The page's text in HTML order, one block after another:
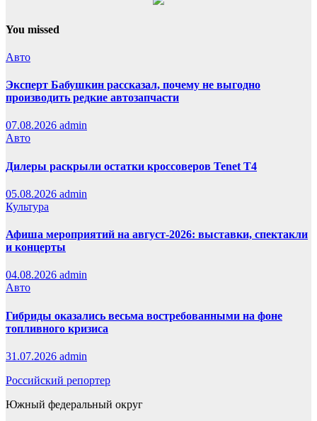
You missed
Авто
Эксперт Бабушкин рассказал, почему не выгодно
производить редкие автозапчасти
07.08.2026 admin
Авто
Дилеры раскрыли остатки кроссоверов Tenet T4
05.08.2026 admin
Культура
Афиша мероприятий на август-2026: выставки, спектакли
и концерты
04.08.2026 admin
Авто
Гибриды оказались весьма востребованными на фоне
топливного кризиса
31.07.2026 admin
Российский репортер
Южный федеральный округ